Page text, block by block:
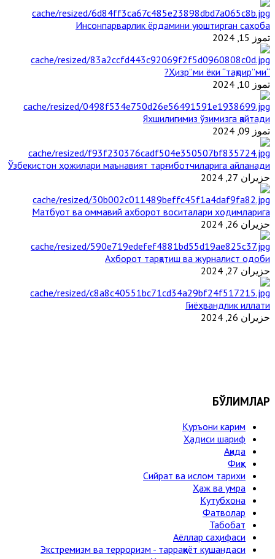
Инсонпарварлик ёрдамини уюштирган саҳоба
تموز 15, 2024
“Ҳизр”ми ёки “тақдир”ми?
تموز 10, 2024
Яхшилигимиз ўзимизга қайтади
تموز 09, 2024
Ўзбекистон ҳожилари маънавият тарғиботчиларига айланади
حزيران 27, 2024
Матбуот ва оммавий ахборот воситалари ходимларига
حزيران 26, 2024
Ахборот тарқатиш ва журналист одоби
حزيران 27, 2024
Гиёҳвандлик иллати
حزيران 26, 2024
БЎЛИМЛАР
Қуръони карим
Ҳадиси шариф
Ақида
Фиқҳ
Сийрат ва ислом тарихи
Ҳаж ва умра
Кутубхона
Фатволар
Табобат
Аёллар саҳифаси
Экстремизм ва терроризм - тарраққиёт кушандаси